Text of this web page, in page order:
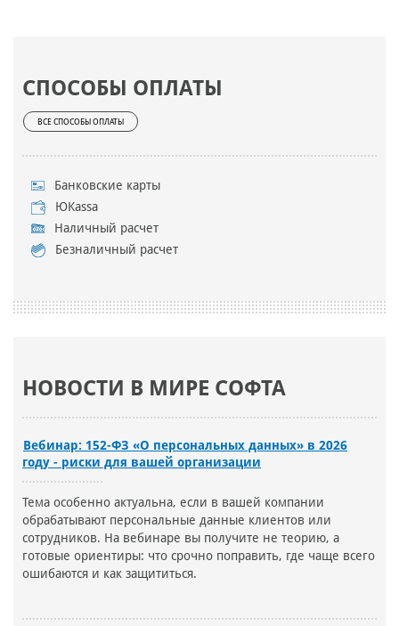
СПОСОБЫ ОПЛАТЫ
ВСЕ СПОСОБЫ ОПЛАТЫ
Банковские карты
ЮKassa
Наличный расчет
Безналичный расчет
НОВОСТИ В МИРЕ СОФТА
Вебинар: 152-ФЗ «О персональных данных» в 2026
году - риски для вашей организации
Тема особенно актуальна, если в вашей компании
обрабатывают персональные данные клиентов или
сотрудников. На вебинаре вы получите не теорию, а
готовые ориентиры: что срочно поправить, где чаще всего
ошибаются и как защититься.